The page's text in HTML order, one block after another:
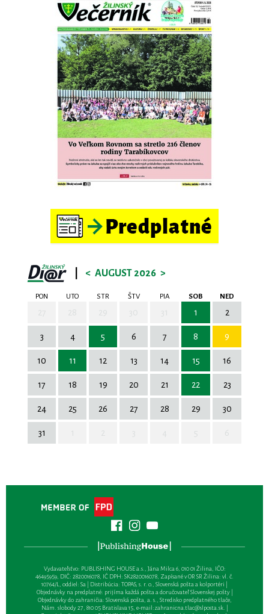
< AUGUST 2026 >
PON UTO STR ŠTV PIA SOB NED
1 2
3 4 5 6 7 8 9
10 11 12 13 14 15 16
17 18 19 20 21 22 23
24 25 26 27 28 29 30
31
Vydavateľsťvo: PUBLISHING HOUSE a.s., Jána Milca 6, 010 01 Žilina, IČO:
46495959, DIČ: 2820016078, IČ DPH: SK2820016078, Zapísané v OR SR Žilina: vl. č.
10764/L, oddiel: Sa | Distribúcia: TOPAS, s. r. o., Slovenská pošta a kolportéri |
Objednávky na predplatné: prijíma každá pošta a doručovateľ Slovenskej pošty |
Objednávky do zahraničia: Slovenská pošta, a. s., Stredisko predplatného tlače,
Nám. slobody 27, 810 05 Bratislava 15, e-mail:zahranicna.tlac@slposta.sk. |